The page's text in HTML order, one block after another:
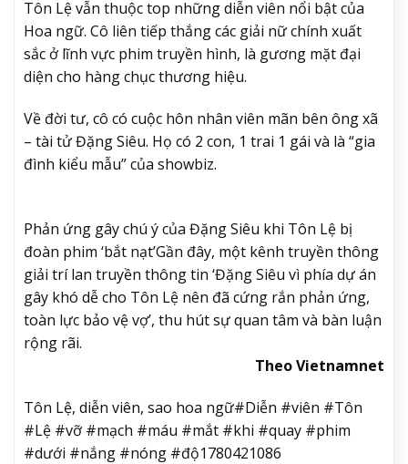
Tôn Lệ vẫn thuộc top những diễn viên nổi bật của
Hoa ngữ. Cô liên tiếp thắng các giải nữ chính xuất
sắc ở lĩnh vực phim truyền hình, là gương mặt đại
diện cho hàng chục thương hiệu.
Về đời tư, cô có cuộc hôn nhân viên mãn bên ông xã
– tài tử Đặng Siêu. Họ có 2 con, 1 trai 1 gái và là “gia
đình kiểu mẫu” của showbiz.
Phản ứng gây chú ý của Đặng Siêu khi Tôn Lệ bị
đoàn phim ‘bắt nạt’Gần đây, một kênh truyền thông
giải trí lan truyền thông tin ‘Đặng Siêu vì phía dự án
gây khó dễ cho Tôn Lệ nên đã cứng rắn phản ứng,
toàn lực bảo vệ vợ’, thu hút sự quan tâm và bàn luận
rộng rãi.
Theo Vietnamnet
Tôn Lệ, diễn viên, sao hoa ngữ#Diễn #viên #Tôn
#Lệ #vỡ #mạch #máu #mắt #khi #quay #phim
#dưới #nắng #nóng #độ1780421086